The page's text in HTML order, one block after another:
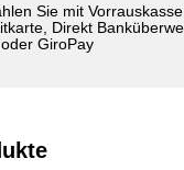
Sie mit Vorrauskasse
Direkt
GiroPay